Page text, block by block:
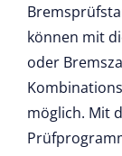
können mit
oder
möglich. Mit